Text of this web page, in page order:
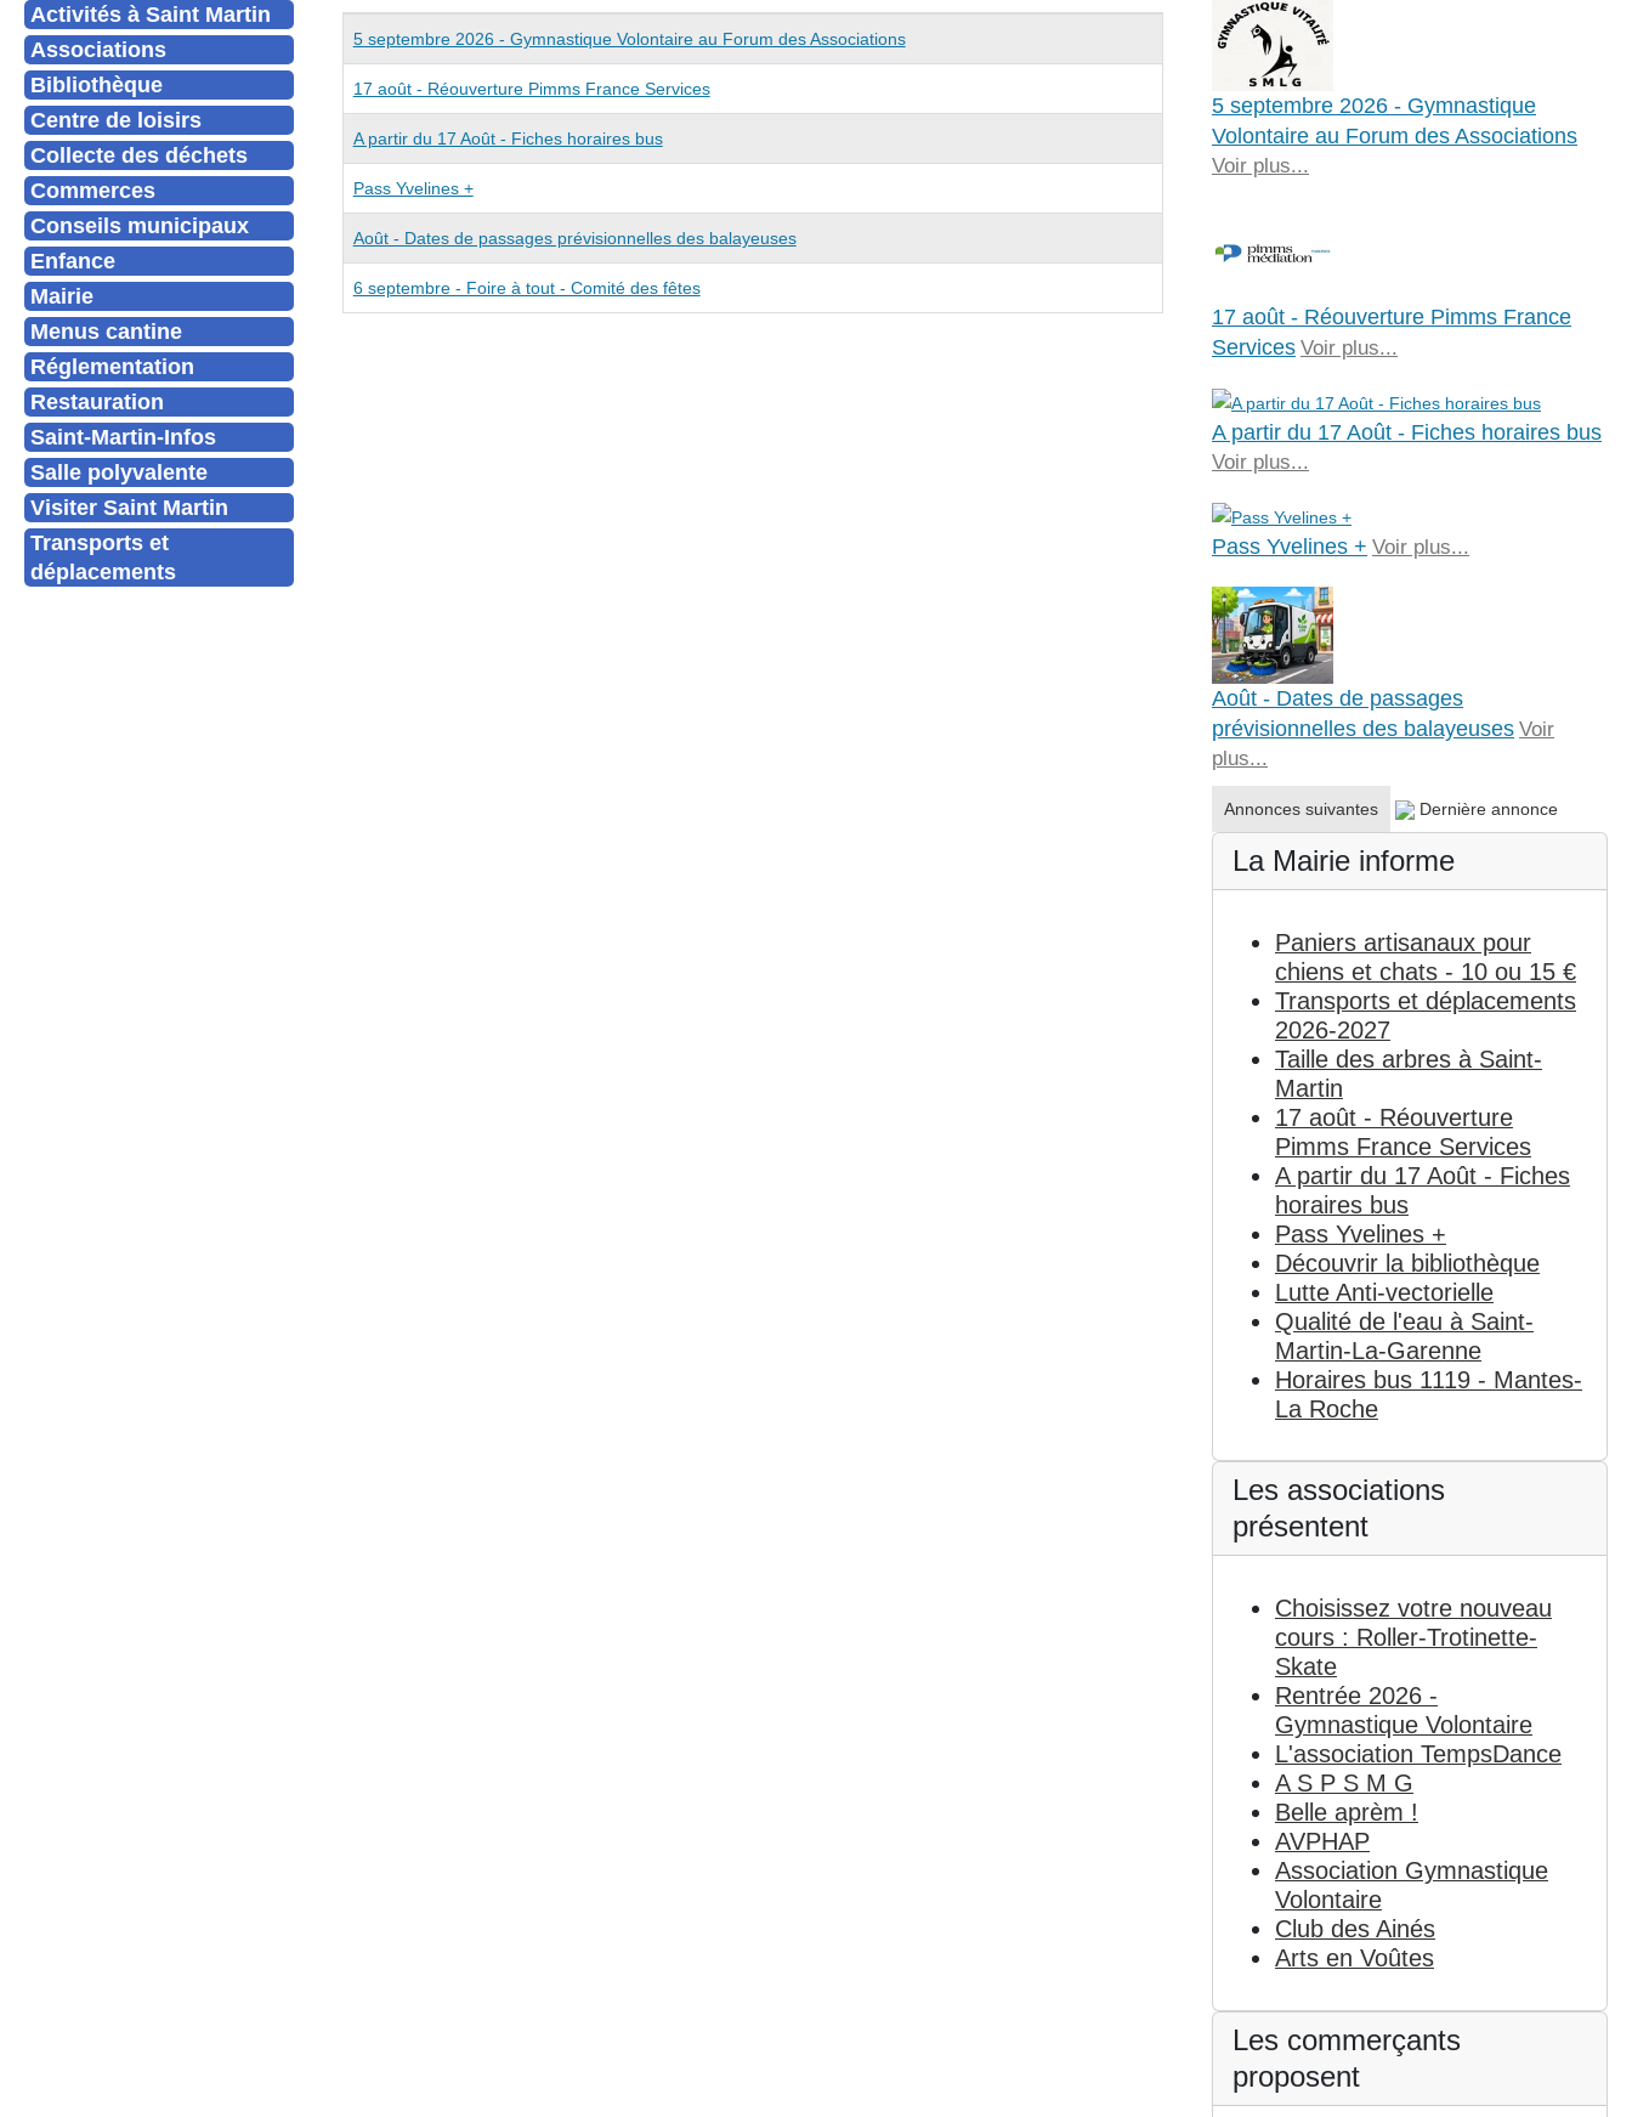
Activités à Saint Martin
Associations
Bibliothèque
Centre de loisirs
Collecte des déchets
Commerces
Conseils municipaux
Enfance
Mairie
Menus cantine
Réglementation
Restauration
Saint-Martin-Infos
Salle polyvalente
Visiter Saint Martin
Transports et
déplacements
Titre
5 septembre 2026 - Gymnastique Volontaire au Forum des Associations
17 août - Réouverture Pimms France Services
A partir du 17 Août - Fiches horaires bus
Pass Yvelines +
Août - Dates de passages prévisionnelles des balayeuses
6 septembre - Foire à tout - Comité des fêtes
5 septembre 2026 - Gymnastique
Volontaire au Forum des Associations
Voir plus...
17 août - Réouverture Pimms France
Services Voir plus...
A partir du 17 Août - Fiches horaires bus
Voir plus...
Pass Yvelines + Voir plus...
Août - Dates de passages
prévisionnelles des balayeuses Voir
plus...
Annonces suivantes Dernière annonce
La Mairie informe
Paniers artisanaux pour
chiens et chats - 10 ou 15 €
Transports et déplacements
2026-2027
Taille des arbres à Saint-
Martin
17 août - Réouverture
Pimms France Services
A partir du 17 Août - Fiches
horaires bus
Pass Yvelines +
Découvrir la bibliothèque
Lutte Anti-vectorielle
Qualité de l'eau à Saint-
Martin-La-Garenne
Horaires bus 1119 - Mantes-
La Roche
Les associations
présentent
Choisissez votre nouveau
cours : Roller-Trotinette-
Skate
Rentrée 2026 -
Gymnastique Volontaire
L'association TempsDance
A S P S M G
Belle aprèm !
AVPHAP
Association Gymnastique
Volontaire
Club des Ainés
Arts en Voûtes
Les commerçants
proposent